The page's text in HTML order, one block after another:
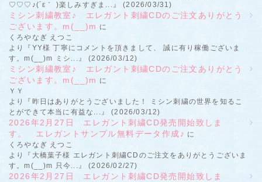
♡♡♡♪(´ε｀ )楽しみすぎま...』 (2026/03/31)
ミシン刺繍教室♪ エレガント刺繍CDのご注文ありがとう
ございます。m(__)m に
くろやなぎ えつこ
より『YY様 丁寧にコメントを頂きまして、 誠に有り稼働ございま
す。m(__)m ミシ...』 (2026/03/12)
ミシン刺繍教室♪ エレガント刺繍CDのご注文ありがとう
ございます。m(__)m に
ＹＹ
より『昨日はありがとうございました！ ミシン刺繍の世界を知るこ
とができて本当に有益な...』 (2026/03/12)
2026年2月27日 エレガント刺繍CD発売開始致しま
す。 エレガントサンプル無料データ作成♪ に
くろやなぎ えつこ
より『大橋葉子様 エレガント刺繍CDのご注文をありがとうございま
す。m(__)m 只今...』 (2026/02/27)
2026年2月27日 エレガント刺繍CD発売開始致しま